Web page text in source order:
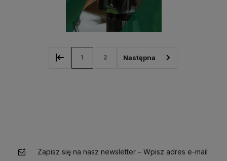
1 2
Zapisz się na nasz newsletter – Wpisz adres e-mail